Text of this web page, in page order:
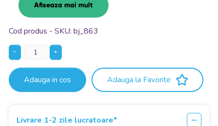
Afiseaza mai mult
Cod produs - SKU bj_863
− +
Adauga in cos Adauga la Favorite
Livrare 1-2 zile lucratoare*